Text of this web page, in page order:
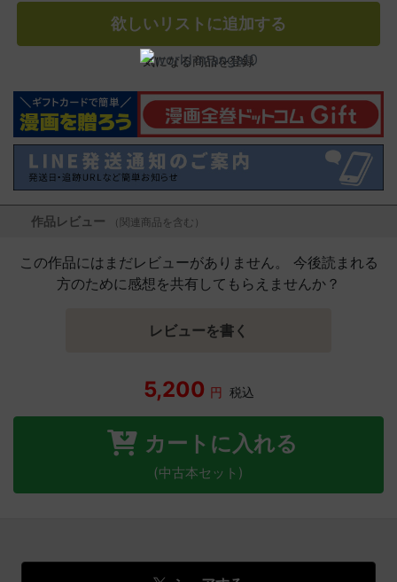
欲しいリストに追加する
気になる商品を登録
作品レビュー （関連商品を含む）
この作品にはまだレビューがありません。 今後読まれる
方のために感想を共有してもらえませんか？
レビューを書く
5,200 円 税込
カートに入れる
(中古本セット)